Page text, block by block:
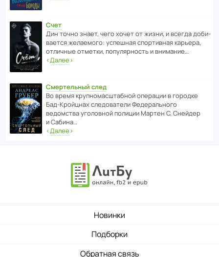
Счет
Дин точно знает, чего хочет от жизни, и всегда доби­
ва­ется жела­е­мого: успе­шная спор­ти­вная карьера,
отли­чные отметки, попу­ля­р­ность и внимание…
‹Далее›
Смертельный след
Во время круп­но­мас­ш­та­бной операции в городке
Бад‑Крой­цнах следо­ва­тели Феде­раль­ного
ведомства уголо­вной полиции Мартен С. Снейдер
и Сабина…
‹Далее›
Новинки
Подборки
Обратная связь